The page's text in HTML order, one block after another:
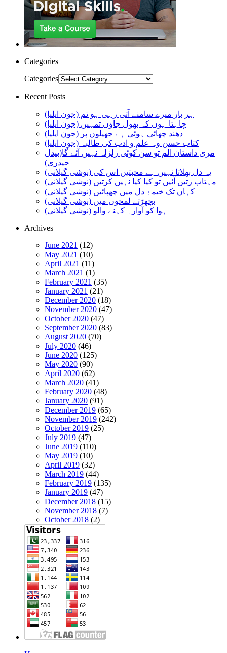
Categories
Categories
Recent Posts
ہر بار میرے سامنے آتی رہی ہو تم (جون ایلیا)
چاہتا ہوں کہ بھول جاؤں تمہیں (جون ایلیا)
دھند چھائی ہوئی ہے جھیلوں پر (جون ایلیا)
کتاب حسن وہ علم و ادب کی طالبہ (جون ایلیا)
مری داستان الم تو سن کوئی زلزلہ نہیں آئے گا(بیدل
حیدری)
یہ دل بھلاتا نہیں ہے محبتیں اس کی (نوشی گیلانی)
مہتاب رتیں آئیں تو کیا کیا نہیں کرتیں (نوشی گیلانی)
کہاں تک خیمۂ دل میں چھپائیں (نوشی گیلانی)
بچھڑتے لمحوں میں (نوشی گیلانی)
ہوا کو آوارہ کہنے والو (نوشی گیلانی)
Archives
June 2021 (12)
May 2021 (10)
April 2021 (11)
March 2021 (1)
February 2021 (35)
January 2021 (21)
December 2020 (18)
November 2020 (47)
October 2020 (47)
September 2020 (83)
August 2020 (70)
July 2020 (46)
June 2020 (125)
May 2020 (90)
April 2020 (62)
March 2020 (41)
February 2020 (48)
January 2020 (91)
December 2019 (65)
November 2019 (242)
October 2019 (25)
July 2019 (47)
June 2019 (110)
May 2019 (10)
April 2019 (32)
March 2019 (44)
February 2019 (135)
January 2019 (47)
December 2018 (15)
November 2018 (7)
October 2018 (2)